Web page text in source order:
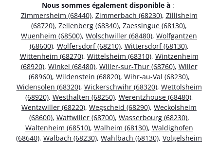
Nous sommes également disponible à :
Zimmersheim (68440), Zimmerbach (68230), Zillisheim
(68720), Zellenberg (68340), Zaessingue (68130),
Wuenheim (68500), Wolschwiller (68480), Wolfgantzen
(68600), Wolfersdorf (68210), Wittersdorf (68130),
Wittenheim (68270), Wittelsheim (68310), Wintzenheim
(68920), Winkel (68480), Willer-sur-Thur (68760), Willer
(68960), Wildenstein (68820), Wihr-au-Val (68230),
Widensolen (68320), Wickerschwihr (68320), Wettolsheim
(68920), Westhalten (68250), Werentzhouse (68480),
Wentzwiller (68220), Wegscheid (68290), Weckolsheim
(68600), Wattwiller (68700), Wasserbourg (68230),
Waltenheim (68510), Walheim (68130), Waldighofen
(68640), Walbach (68230), Wahlbach (68130), Volgelsheim